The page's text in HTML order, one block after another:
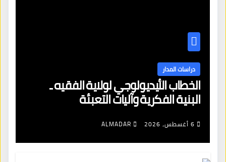
دراسات المدار
الخطاب الأيديولوجي لولاية الفقيه ـ
البنية الفكرية وآليات التعبئة
6 أغسطس، 2026 ALMADAR